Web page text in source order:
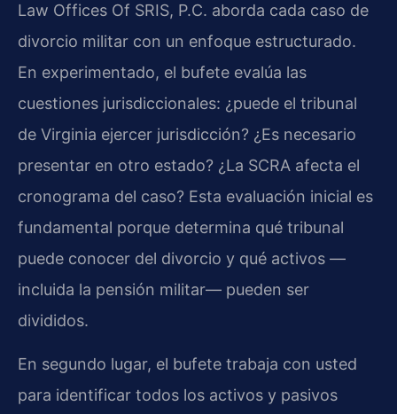
Law Offices Of SRIS, P.C. aborda cada caso de
divorcio militar con un enfoque estructurado.
En experimentado, el bufete evalúa las
cuestiones jurisdiccionales: ¿puede el tribunal
de Virginia ejercer jurisdicción? ¿Es necesario
presentar en otro estado? ¿La SCRA afecta el
cronograma del caso? Esta evaluación inicial es
fundamental porque determina qué tribunal
puede conocer del divorcio y qué activos —
incluida la pensión militar— pueden ser
divididos.
En segundo lugar, el bufete trabaja con usted
para identificar todos los activos y pasivos